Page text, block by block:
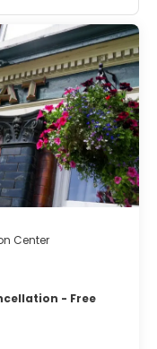
Center
- Free